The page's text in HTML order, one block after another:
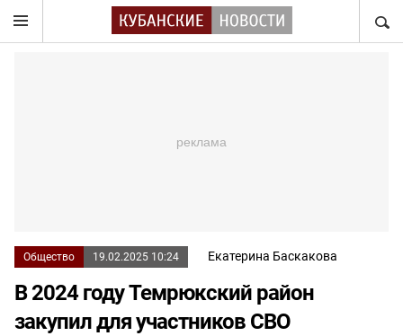
Общество 19.02.2025 10:24 Екатерина Баскакова
В 2024 году Темрюкский район
закупил для участников СВО